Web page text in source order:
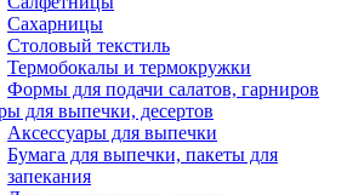
Сахарницы
Столовый текстиль
Термобокалы и термокружки
Формы для подачи салатов, гарниров
для выпечки, десертов
Аксессуары для выпечки
Бумага для выпечки, пакеты для
запекания